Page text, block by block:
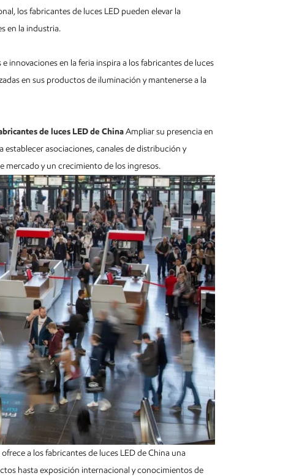
los fabricantes de luces LED pueden elevar la
en la industria.
innovaciones en la feria inspira a los fabricantes de luces
en sus productos de iluminación y mantenerse a la
de luces LED de ChinaAmpliar su presencia en
asociaciones, canales de distribución y
y un crecimiento de los ingresos.
a los fabricantes de luces LED de China una
hasta exposición internacional y conocimientos de